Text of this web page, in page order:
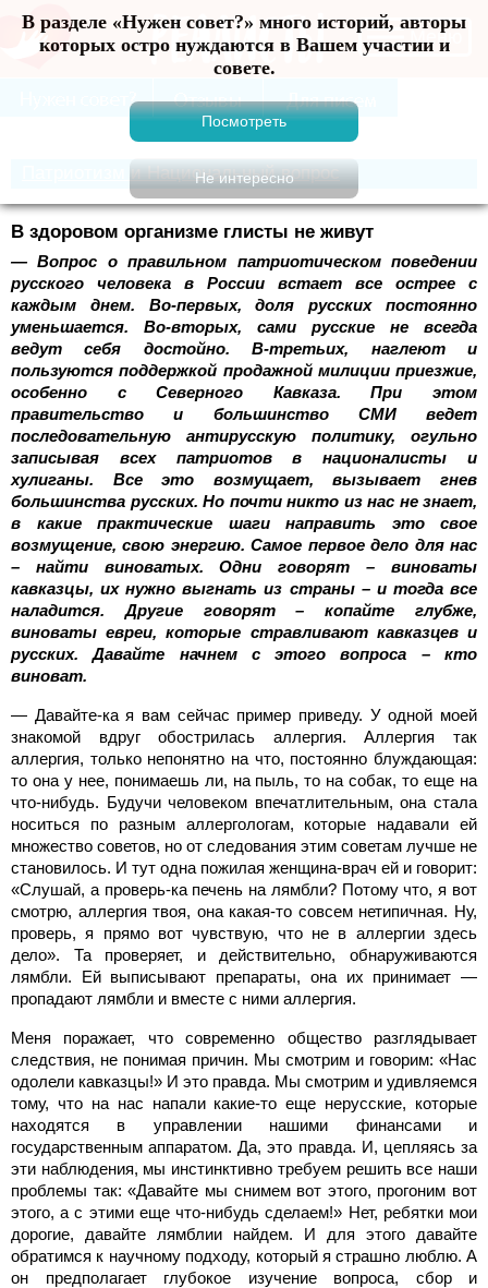
В разделе «Нужен совет?» много историй, авторы
которых остро нуждаются в Вашем участии и
совете.
Меню
Патриотизм и Национальный вопрос
В здоровом организме глисты не живут
— Вопрос о правильном патриотическом поведении
русского человека в России встает все острее с
каждым днем. Во-первых, доля русских постоянно
уменьшается. Во-вторых, сами русские не всегда
ведут себя достойно. В-третьих, наглеют и
пользуются поддержкой продажной милиции приезжие,
особенно с Северного Кавказа. При этом
правительство и большинство СМИ ведет
последовательную антирусскую политику, огульно
записывая всех патриотов в националисты и
хулиганы. Все это возмущает, вызывает гнев
большинства русских. Но почти никто из нас не знает,
в какие практические шаги направить это свое
возмущение, свою энергию. Самое первое дело для нас
– найти виноватых. Одни говорят – виноваты
кавказцы, их нужно выгнать из страны – и тогда все
наладится. Другие говорят – копайте глубже,
виноваты евреи, которые стравливают кавказцев и
русских. Давайте начнем с этого вопроса – кто
виноват.
— Давайте-ка я вам сейчас пример приведу. У одной моей
знакомой вдруг обострилась аллергия. Аллергия так
аллергия, только непонятно на что, постоянно блуждающая:
то она у нее, понимаешь ли, на пыль, то на собак, то еще на
что-нибудь. Будучи человеком впечатлительным, она стала
носиться по разным аллергологам, которые надавали ей
множество советов, но от следования этим советам лучше не
становилось. И тут одна пожилая женщина-врач ей и говорит:
«Слушай, а проверь-ка печень на лямбли? Потому что, я вот
смотрю, аллергия твоя, она какая-то совсем нетипичная. Ну,
проверь, я прямо вот чувствую, что не в аллергии здесь
дело». Та проверяет, и действительно, обнаруживаются
лямбли. Ей выписывают препараты, она их принимает —
пропадают лямбли и вместе с ними аллергия.
Меня поражает, что современно общество разглядывает
следствия, не понимая причин. Мы смотрим и говорим: «Нас
одолели кавказцы!» И это правда. Мы смотрим и удивляемся
тому, что на нас напали какие-то еще нерусские, которые
находятся в управлении нашими финансами и
государственным аппаратом. Да, это правда. И, цепляясь за
эти наблюдения, мы инстинктивно требуем решить все наши
проблемы так: «Давайте мы снимем вот этого, прогоним вот
этого, а с этими еще что-нибудь сделаем!» Нет, ребятки мои
дорогие, давайте лямблии найдем. И для этого давайте
обратимся к научному подходу, который я страшно люблю. А
он предполагает глубокое изучение вопроса, сбор и